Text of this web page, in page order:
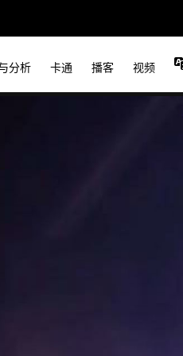
分析 卡通 播客 视频